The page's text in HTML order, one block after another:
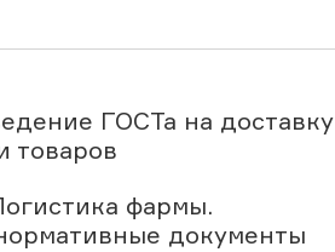
ГОСТа на доставку
товаров
фармы.
документы